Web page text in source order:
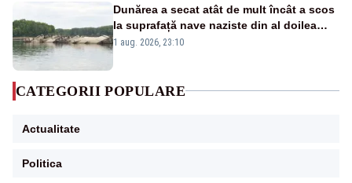
Dunărea a secat atât de mult încât a scos
la suprafață nave naziste din al doilea
război mondial
1 aug. 2026, 23:10
CATEGORII POPULARE
Actualitate
Politica